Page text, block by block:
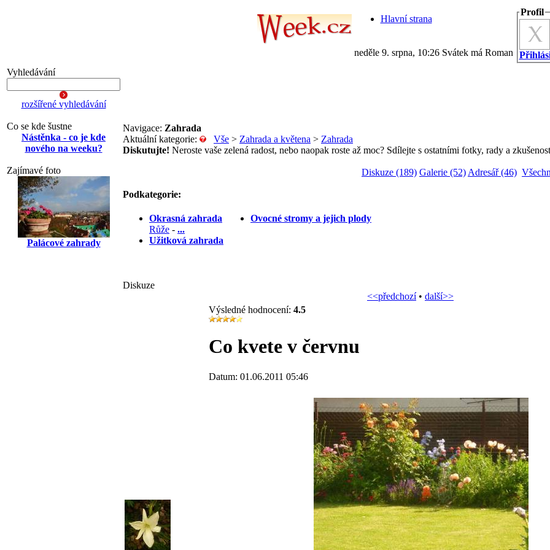
Hlavní strana
neděle 9. srpna, 10:26 Svátek má Roman
Profil
Vyhledávání
rozšířené vyhledávání
Co se kde šustne
Nástěnka - co je kde
nového na weeku?
Zajímavé foto
Palácové zahrady
Navigace: Zahrada
Aktuální kategorie: Vše > Zahrada a květena > Zahrada
Diskutujte! Neroste vaše zelená radost, nebo naopak roste až moc? Sdílejte s ostatními fotky, rady a
Diskuze (189) Galerie (52) Adresář (46)
Podkategorie:
Okrasná zahrada
Růže - ...
Užitková zahrada
Ovocné stromy a jejich plody
Diskuze
<<předchozí• další>>
Výsledné hodnocení: 4.5
Co kvete v červnu
Datum: 01.06.2011 05:46